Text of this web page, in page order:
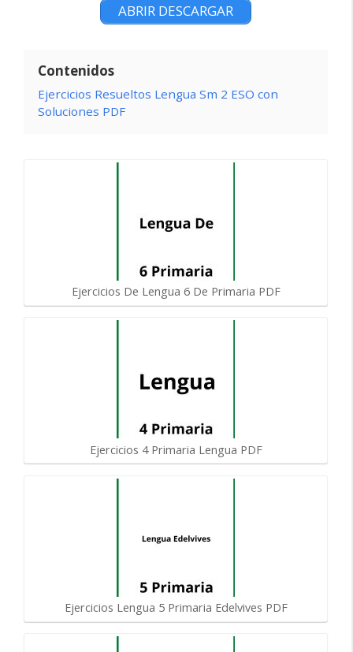
ABRIR DESCARGAR
Contenidos
Ejercicios Resueltos Lengua Sm 2 ESO con
Soluciones PDF
Ejercicios De Lengua 6 De Primaria PDF
Ejercicios 4 Primaria Lengua PDF
Ejercicios Lengua 5 Primaria Edelvives PDF